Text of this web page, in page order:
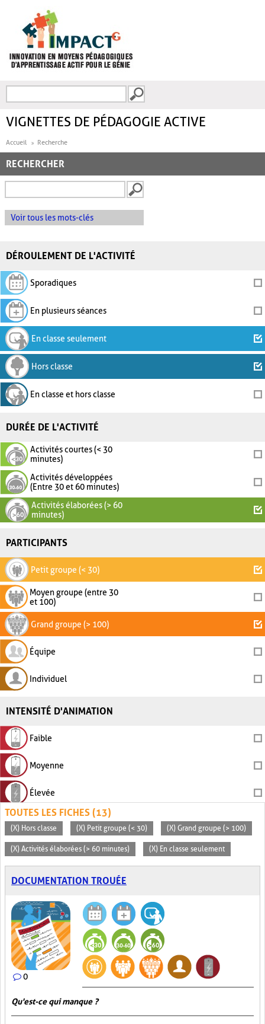
FORMULAIRE DE
VIGNETTES DE PÉDAGOGIE ACTIVE
Accueil Recherche
RECHERCHER
Voir tous les mots-clés
DÉROULEMENT DE L'ACTIVITÉ
Sporadiques
En plusieurs séances
En classe seulement
Hors classe
En classe et hors classe
DURÉE DE L'ACTIVITÉ
Activités courtes (< 30
minutes)
Activités développées
(Entre 30 et 60 minutes)
Activités élaborées (> 60
minutes)
PARTICIPANTS
Petit groupe (< 30)
Moyen groupe (entre 30
et 100)
Grand groupe (> 100)
Équipe
Individuel
INTENSITÉ D'ANIMATION
Faible
Moyenne
Élevée
TOUTES LES FICHES (13)
(X) Hors classe (X) Petit groupe (< 30) (X) Grand groupe (> 100)
(X) Activités élaborées (> 60 minutes) (X) En classe seulement
DOCUMENTATION TROUÉE
0
Qu'est-ce qui manque ?